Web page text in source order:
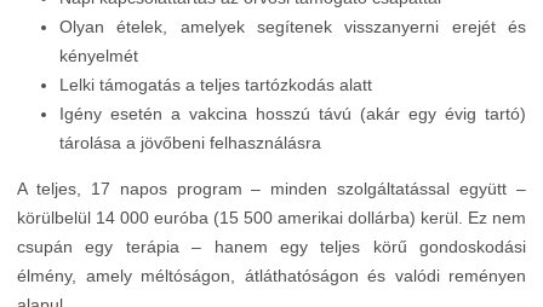
Olyan ételek, amelyek segítenek visszanyerni erejét és
kényelmét
Lelki támogatás a teljes tartózkodás alatt
Igény esetén a vakcina hosszú távú (akár egy évig tartó)
tárolása a jövőbeni felhasználásra
A teljes, 17 napos program – minden szolgáltatással együtt –
körülbelül 14 000 euróba (15 500 amerikai dollárba) kerül. Ez nem
csupán egy terápia – hanem egy teljes körű gondoskodási
élmény, amely méltóságon, átláthatóságon és valódi reményen